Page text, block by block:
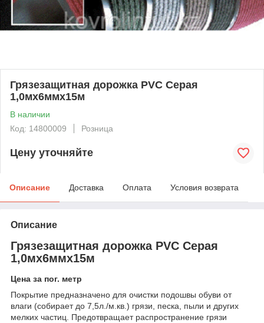
Грязезащитная дорожка PVC Серая
1,0мх6ммх15м
В наличии
Код: 14800009
Розница
Цену уточняйте
Описание Доставка Оплата Условия возврата
Описание
Грязезащитная дорожка PVC Серая
1,0мх6ммх15м
Цена за пог. метр
Покрытие предназначено для очистки подошвы обуви от
влаги (собирает до 7,5л./м.кв.) грязи, песка, пыли и других
мелких частиц. Предотвращает распространение грязи